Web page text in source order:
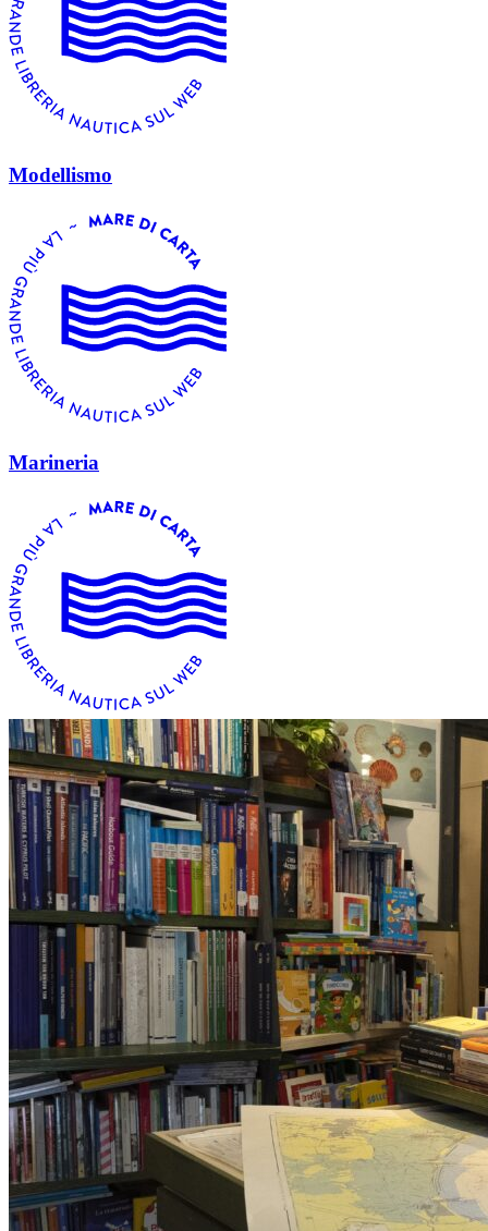
Modellismo
Marineria